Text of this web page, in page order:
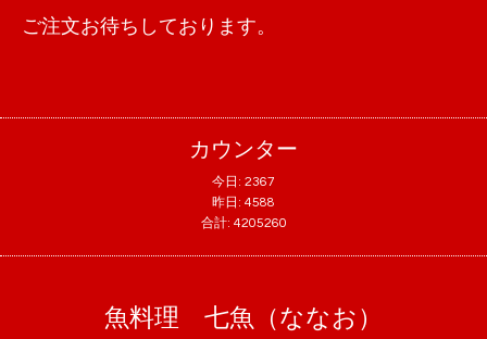
ご注文お待ちしております。
カウンター
今日: 2367
昨日: 4588
合計: 4205260
魚料理 七魚（ななお）